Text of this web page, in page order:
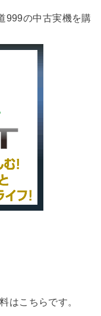
999の中古実機を購
はこちらです。